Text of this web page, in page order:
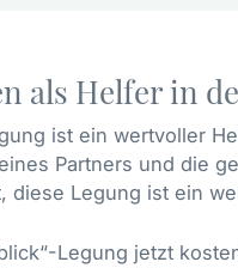
als Helfer in
ist ein wertvoller
Partners und die
diese Legung ist ein
Legung jetzt